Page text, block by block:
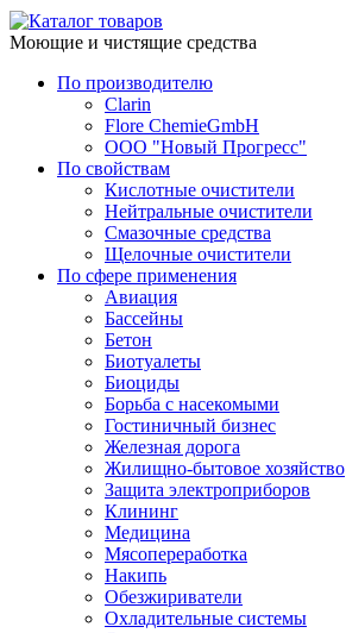
Моющие и чистящие средства
По производителю
Clarin
Flore ChemieGmbH
ООО "Новый Прогресс"
По свойствам
Кислотные очистители
Нейтральные очистители
Смазочные средства
Щелочные очистители
По сфере применения
Авиация
Бассейны
Бетон
Биотуалеты
Биоциды
Борьба с насекомыми
Гостиничный бизнес
Железная дорога
Жилищно-бытовое хозяйство
Защита электроприборов
Клининг
Медицина
Мясопереработка
Накипь
Обезжириватели
Охладительные системы